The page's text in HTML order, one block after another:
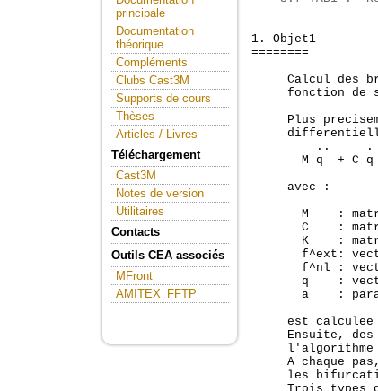
principale
Documentation
théorique
Compléments
Clubs Cast3M
Supports de cours
Thèses
Articles / Livres
Téléchargement
Cast3M
Notes de version
Utilitaires
Contacts
Outils CEA associés
MFront
AMITEX_FFTP
1. Objet1
========
Calcul des
fonction de
Plus
..     .
M q  + C
     avec :
M    :
C    :
K    :
f^ext:
f^nl :
q    :
a    :
est
Ensuite,
l'algorithme
A chaque
les